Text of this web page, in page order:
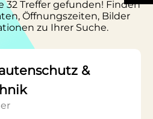
32 Treffer gefunden! Finden
Öffnungszeiten, Bilder
zu Ihrer Suche.
&